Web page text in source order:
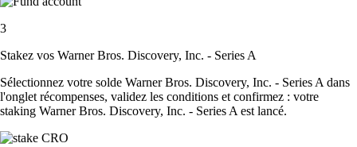
3
Stakez vos Warner Bros. Discovery, Inc. - Series A
Sélectionnez votre solde Warner Bros. Discovery, Inc. - Series A dans
l'onglet récompenses, validez les conditions et confirmez : votre
staking Warner Bros. Discovery, Inc. - Series A est lancé.